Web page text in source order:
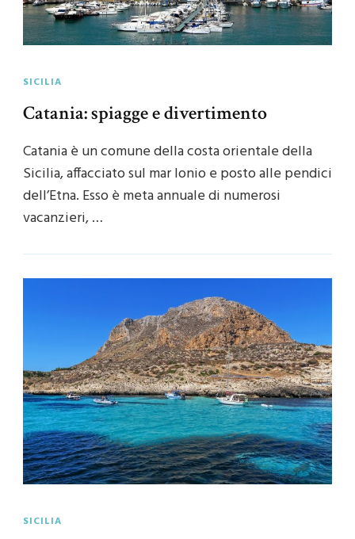
SICILIA
Catania: spiagge e divertimento
Catania è un comune della costa orientale della
Sicilia, affacciato sul mar Ionio e posto alle pendici
dell’Etna. Esso è meta annuale di numerosi
vacanzieri, …
SICILIA